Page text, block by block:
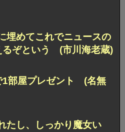
埋めてこれでニュースの
るぞという (市川海老蔵)
1部屋プレゼント (名無
たし、しっかり魔女い